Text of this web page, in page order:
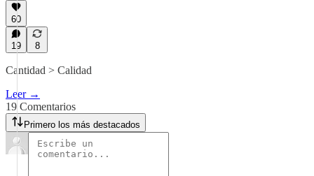
60
19 8
Cantidad > Calidad
Leer →
19 Comentarios
Primero los más destacados